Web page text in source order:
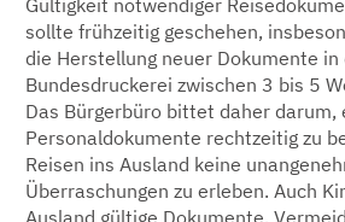
sollte frühzeitig geschehen,
die Herstellung neuer Dokumente in
Bundesdruckerei zwischen 3 bis 5
Das Bürgerbüro bittet daher darum,
Personaldokumente rechtzeitig zu
Reisen ins Ausland keine
Überraschungen zu erleben. Auch
Ausland gültige Dokumente.